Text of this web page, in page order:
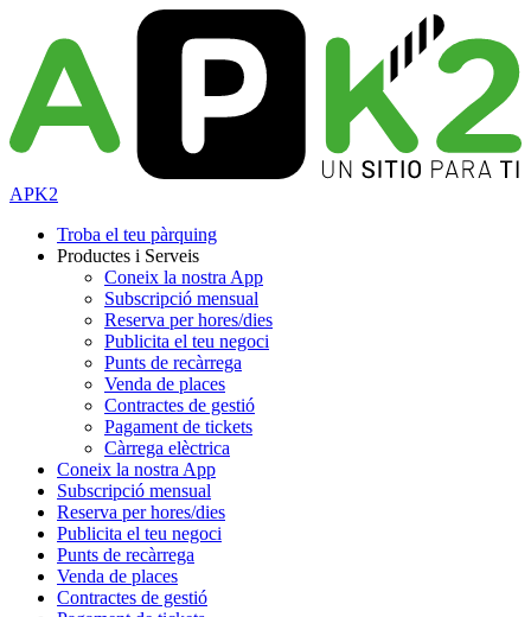
APK2
Troba el teu pàrquing
Productes i Serveis
Coneix la nostra App
Subscripció mensual
Reserva per hores/dies
Publicita el teu negoci
Punts de recàrrega
Venda de places
Contractes de gestió
Pagament de tickets
Càrrega elèctrica
Coneix la nostra App
Subscripció mensual
Reserva per hores/dies
Publicita el teu negoci
Punts de recàrrega
Venda de places
Contractes de gestió